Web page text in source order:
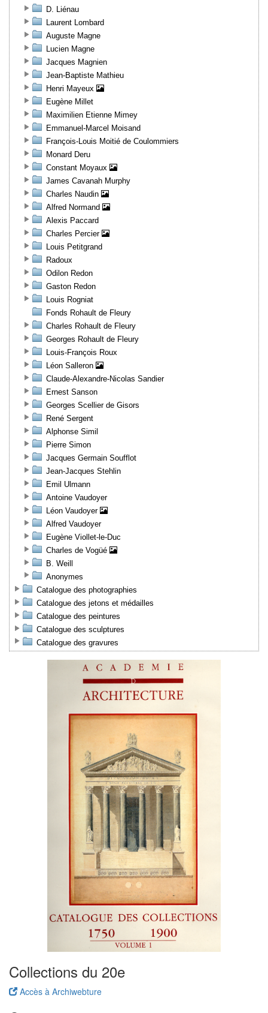
D. Liénau
Laurent Lombard
Auguste Magne
Lucien Magne
Jacques Magnien
Jean-Baptiste Mathieu
Henri Mayeux
Eugène Millet
Maximilien Etienne Mimey
Emmanuel-Marcel Moisand
François-Louis Moitié de Coulommiers
Monard Deru
Constant Moyaux
James Cavanah Murphy
Charles Naudin
Alfred Normand
Alexis Paccard
Charles Percier
Louis Petitgrand
Radoux
Odilon Redon
Gaston Redon
Louis Rogniat
Fonds Rohault de Fleury
Charles Rohault de Fleury
Georges Rohault de Fleury
Louis-François Roux
Léon Salleron
Claude-Alexandre-Nicolas Sandier
Ernest Sanson
Georges Scellier de Gisors
René Sergent
Alphonse Simil
Pierre Simon
Jacques Germain Soufflot
Jean-Jacques Stehlin
Emil Ulmann
Antoine Vaudoyer
Léon Vaudoyer
Alfred Vaudoyer
Eugène Viollet-le-Duc
Charles de Vogüé
B. Weill
Anonymes
Catalogue des photographies
Catalogue des jetons et médailles
Catalogue des peintures
Catalogue des sculptures
Catalogue des gravures
Collections du 20e
Accès à Archiwebture